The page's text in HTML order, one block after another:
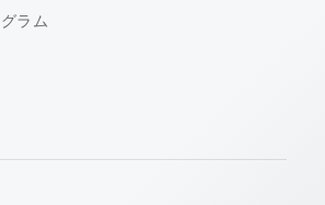
ラム